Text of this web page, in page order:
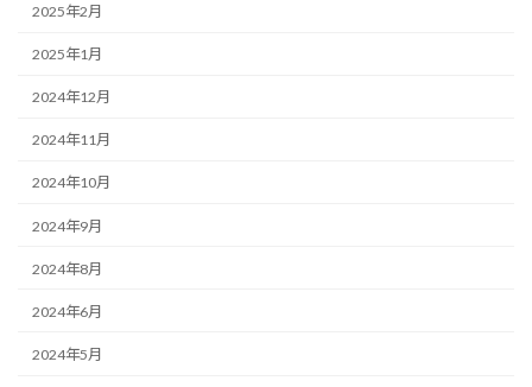
2025年2月
2025年1月
2024年12月
2024年11月
2024年10月
2024年9月
2024年8月
2024年6月
2024年5月